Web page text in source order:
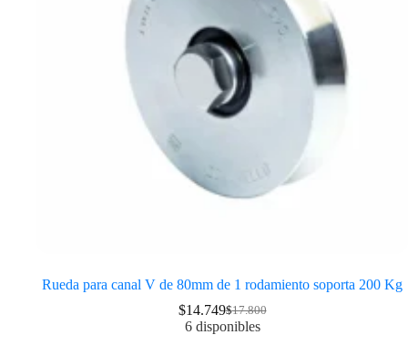
Rueda para canal V de 80mm de 1 rodamiento soporta 200 Kg
$17.800
$14.749
6 disponibles